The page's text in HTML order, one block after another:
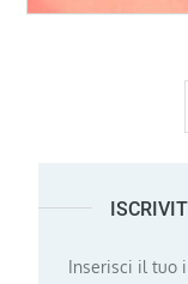
Inserisci il tuo